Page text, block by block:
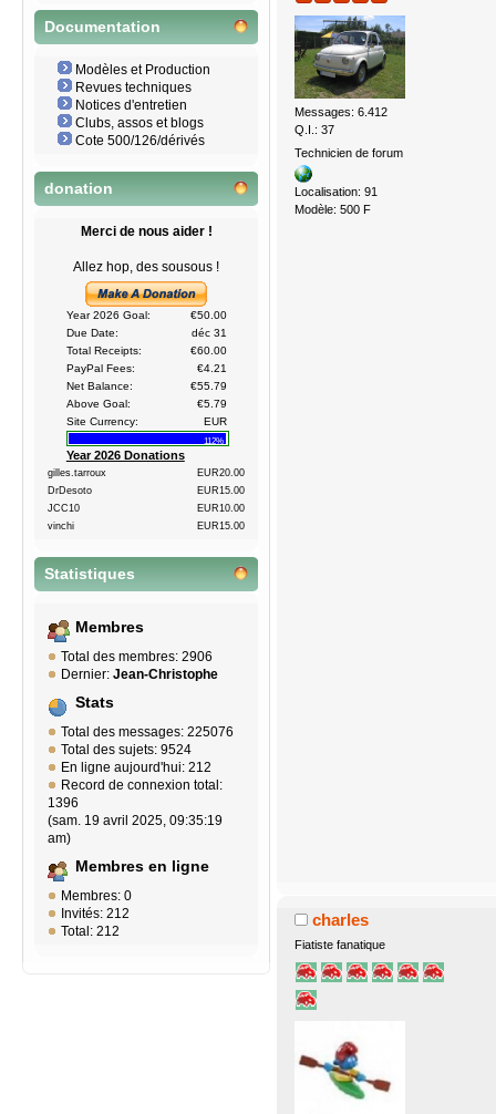
Documentation
Modèles et Production
Revues techniques
Notices d'entretien
Clubs, assos et blogs
Cote 500/126/dérivés
donation
Merci de nous aider !
Allez hop, des sousous !
Year 2026 Goal:
€50.00
Due Date:
déc 31
Total Receipts:
€60.00
PayPal Fees:
€4.21
Net Balance:
€55.79
Above Goal:
€5.79
Site Currency:
EUR
112%
Year 2026 Donations
gilles.tarroux
EUR20.00
DrDesoto
EUR15.00
JCC10
EUR10.00
vinchi
EUR15.00
Statistiques
Membres
Total des membres: 2906
Dernier: Jean-Christophe
Stats
Total des messages: 225076
Total des sujets: 9524
En ligne aujourd'hui: 212
Record de connexion total:
1396
(sam. 19 avril 2025, 09:35:19
am)
Membres en ligne
Membres: 0
Invités: 212
Total: 212
Messages: 6.412
Q.I.: 37
Technicien de forum
Localisation: 91
Modèle: 500 F
charles
Fiatiste fanatique